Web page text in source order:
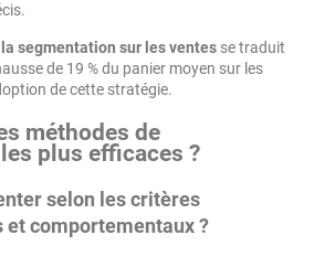
segmentation sur les ventes se traduit
de 19 % du panier moyen sur les
de cette stratégie.
méthodes de
plus efficaces ?
selon les critères
et comportementaux ?